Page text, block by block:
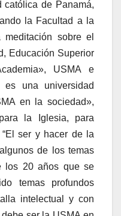
católica de Panamá,
la Facultad a la
sobre el
Educación Superior
USMA e
es una universidad
en la sociedad»,
la Iglesia, para
ser y hacer de la
de los temas
los 20 años que se
temas profundos
intelectual y con